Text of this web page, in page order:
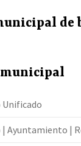
de
municipal
Unificado
| Ayuntamiento |